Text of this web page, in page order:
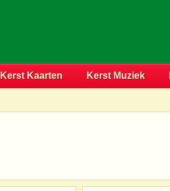
Kerst Kaarten Kerst Muziek